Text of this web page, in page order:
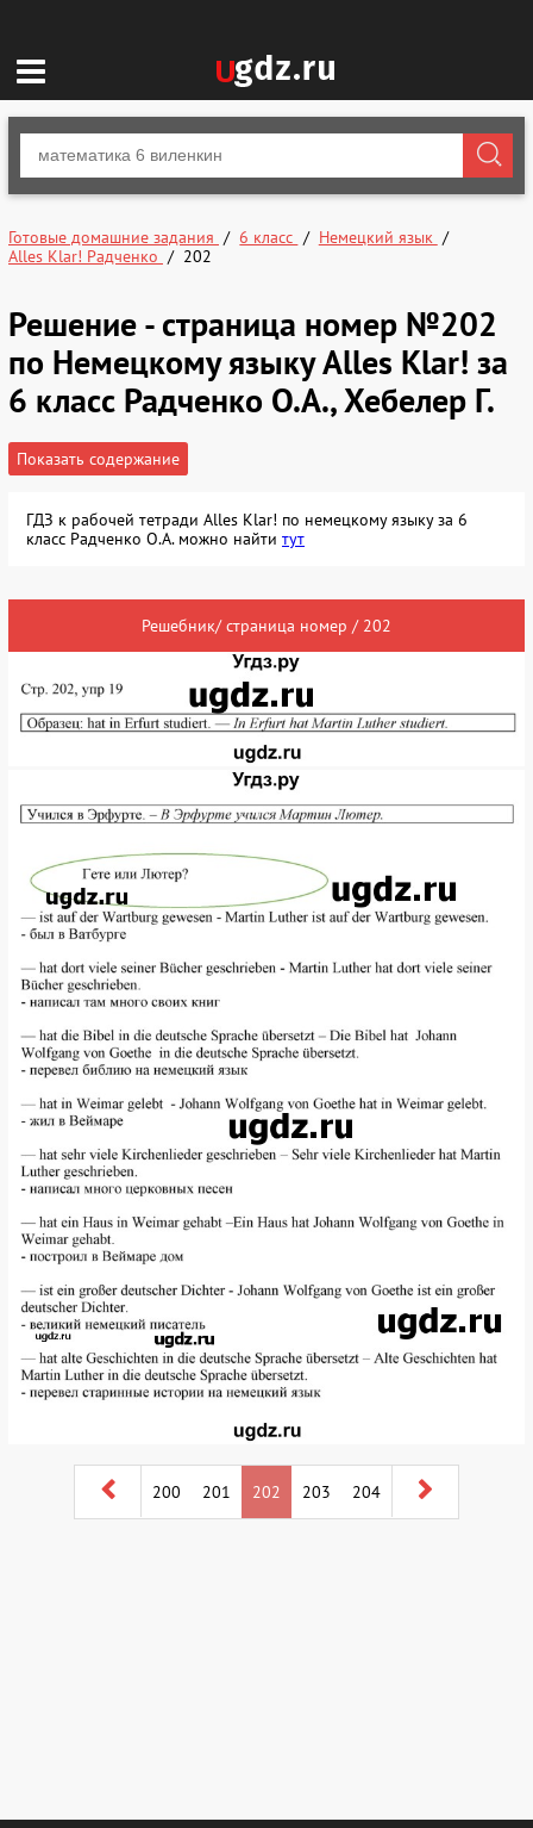
Готовые домашние задания 6 класс
Немецкий язык
Alles Klar! Радченко
202
Решение - страница номер №202
по Немецкому языку Alles Klar! за
6 класс Радченко О.А., Хебелер Г.
Показать содержание
ГДЗ к рабочей тетради Alles Klar! по немецкому языку за 6
класс Радченко О.А. можно найти тут
Решебник/ страница номер / 202
200 201 202 203 204